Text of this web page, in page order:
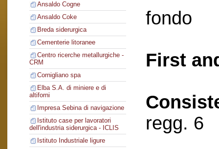
Ansaldo Cogne
Ansaldo Coke
Breda siderurgica
Cementerie litoranee
Centro ricerche metallurgiche -
CRM
Cornigliano spa
Elba S.A. di miniere e di
altiforni
Impresa Sebina di navigazione
Istituto case per lavoratori
dell'industria siderurgica - ICLIS
Istituto Industriale ligure
fondo
First
regg. 6